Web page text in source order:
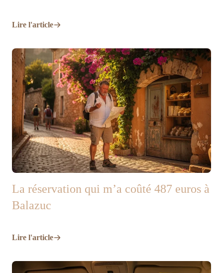
Lire l'article
La réservation qui m’a coûté 487 euros à
Balazuc
Lire l'article